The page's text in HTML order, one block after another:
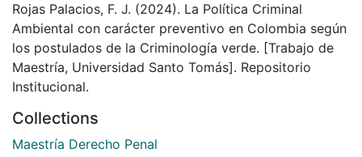
Rojas Palacios, F. J. (2024). La Política Criminal
Ambiental con carácter preventivo en Colombia según
los postulados de la Criminología verde. [Trabajo de
Maestría, Universidad Santo Tomás]. Repositorio
Institucional.
Collections
Maestría Derecho Penal